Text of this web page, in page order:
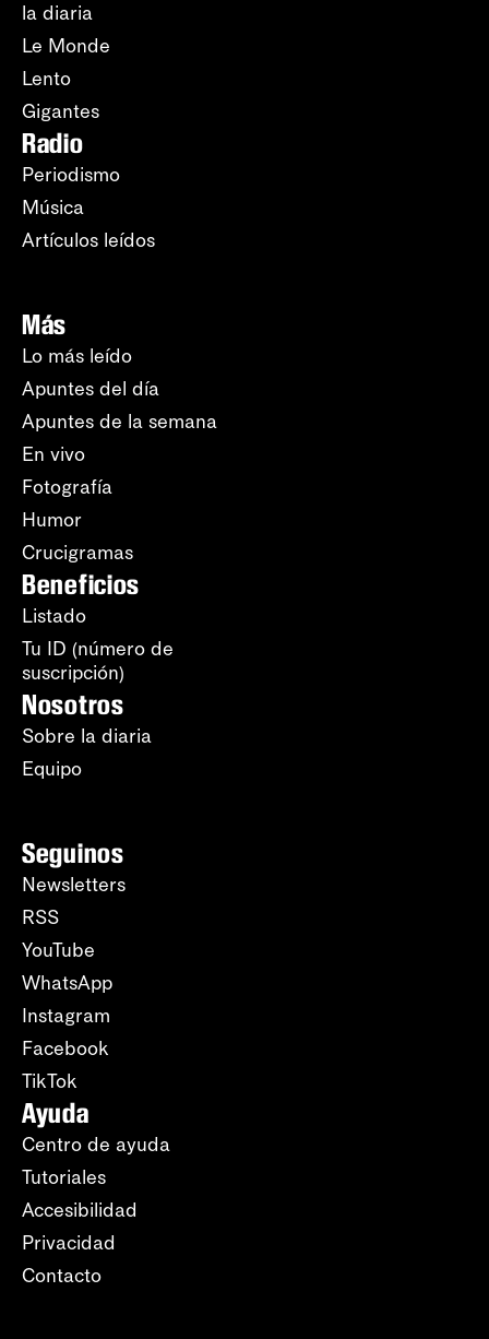
la diaria
Le Monde
Lento
Gigantes
Radio
Periodismo
Música
Artículos leídos
Más
Lo más leído
Apuntes del día
Apuntes de la semana
En vivo
Fotografía
Humor
Crucigramas
Beneficios
Listado
Tu ID (número de
suscripción)
Nosotros
Sobre la diaria
Equipo
Seguinos
Newsletters
RSS
YouTube
WhatsApp
Instagram
Facebook
TikTok
Ayuda
Centro de ayuda
Tutoriales
Accesibilidad
Privacidad
Contacto